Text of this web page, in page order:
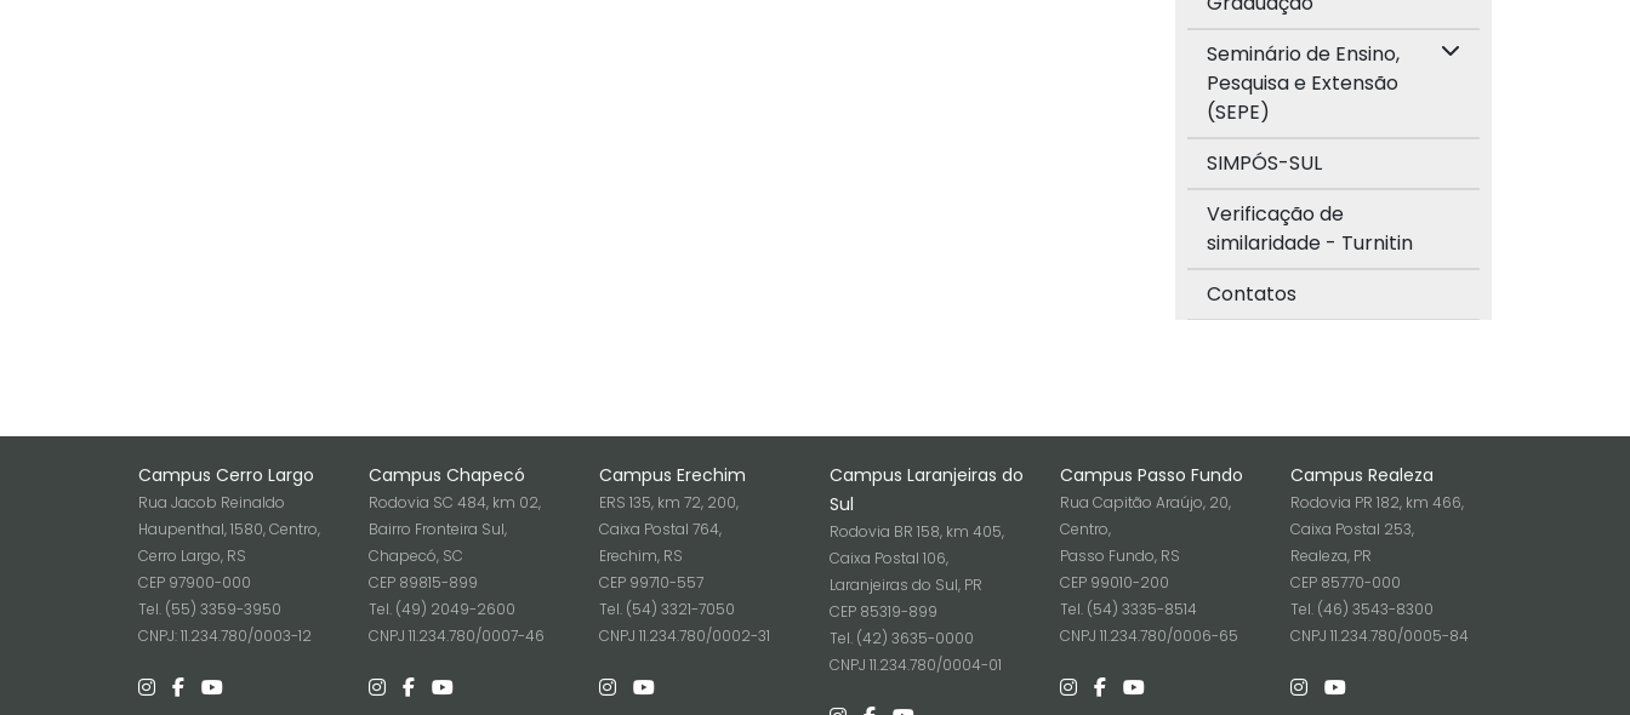
Seminário de Ensino,
Pesquisa e Extensão
(SEPE)
SIMPÓS-SUL
Verificação de
similaridade - Turnitin
Contatos
Campus Cerro Largo
Rua Jacob Reinaldo
Haupenthal, 1580, Centro,
Cerro Largo, RS
CEP 97900-000
Tel. (55) 3359-3950
CNPJ: 11.234.780/0003-12
Campus Chapecó
Rodovia SC 484, km 02,
Bairro Fronteira Sul,
Chapecó, SC
CEP 89815-899
Tel. (49) 2049-2600
CNPJ 11.234.780/0007-46
Campus Erechim
ERS 135, km 72, 200,
Caixa Postal 764,
Erechim, RS
CEP 99710-557
Tel. (54) 3321-7050
CNPJ 11.234.780/0002-31
Campus Laranjeiras do
Sul
Rodovia BR 158, km 405,
Caixa Postal 106,
Laranjeiras do Sul, PR
CEP 85319-899
Tel. (42) 3635-0000
CNPJ 11.234.780/0004-01
Campus Passo Fundo
Rua Capitão Araújo, 20,
Centro,
Passo Fundo, RS
CEP 99010-200
Tel. (54) 3335-8514
CNPJ 11.234.780/0006-65
Campus Realeza
Rodovia PR 182, km 466,
Caixa Postal 253,
Realeza, PR
CEP 85770-000
Tel. (46) 3543-8300
CNPJ 11.234.780/0005-84